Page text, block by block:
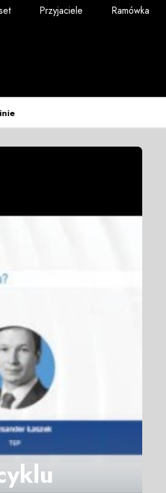
Przyjaciele Ramówka